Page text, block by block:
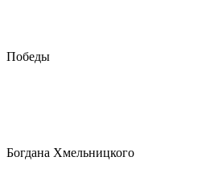
Победы
Богдана Хмельницкого